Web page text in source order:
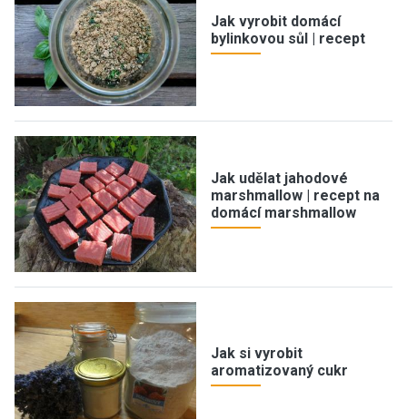
Jak vyrobit domácí
bylinkovou sůl | recept
Jak udělat jahodové
marshmallow | recept na
domácí marshmallow
Jak si vyrobit
aromatizovaný cukr